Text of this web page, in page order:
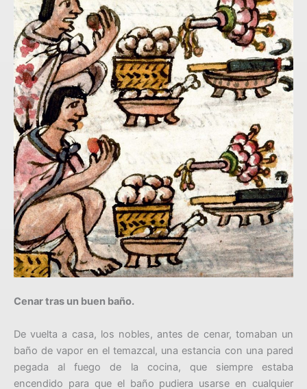
Cenar tras un buen baño.
De vuelta a casa, los nobles, antes de cenar, tomaban un
baño de vapor en el temazcal, una estancia con una pared
pegada al fuego de la cocina, que siempre estaba
encendido para que el baño pudiera usarse en cualquier